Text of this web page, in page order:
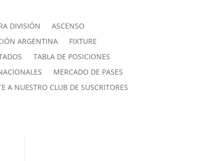
DIVISIÓN
ASCENSO
ARGENTINA
FIXTURE
TABLA DE POSICIONES
MERCADO DE PASES
A NUESTRO CLUB DE SUSCRITORES